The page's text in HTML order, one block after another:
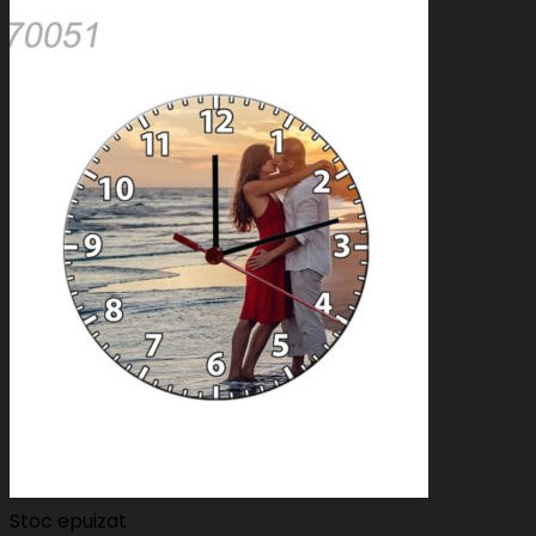
Stoc epuizat